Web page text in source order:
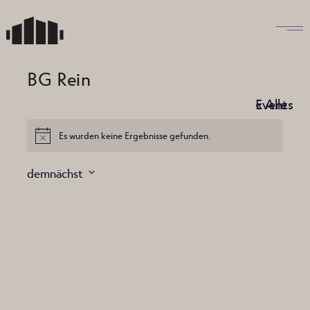
to
the
BG Rein
« Alle Events
HinweisEs wurden keine Ergebnisse gefunden.
demnächst